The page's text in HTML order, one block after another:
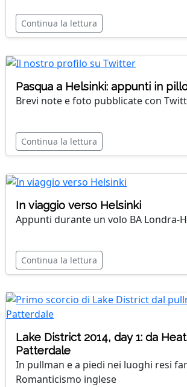
Continua la lettura
Pasqua a Helsinki: appunti in
Brevi note e foto pubblicate con
Continua la lettura
In viaggio verso Helsinki
Appunti durante un volo BA Londra-
Continua la lettura
Lake District 2014, day 1: da
Patterdale
In pullman e a piedi nei luoghi resi
Romanticismo inglese